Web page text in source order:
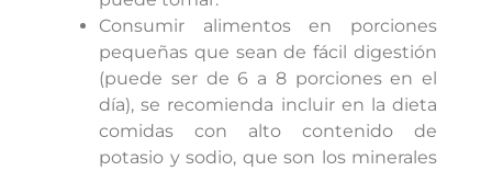
Consumir alimentos en porciones
pequeñas que sean de fácil digestión
(puede ser de 6 a 8 porciones en el
día), se recomienda incluir en la dieta
comidas con alto contenido de
potasio y sodio, que son los minerales